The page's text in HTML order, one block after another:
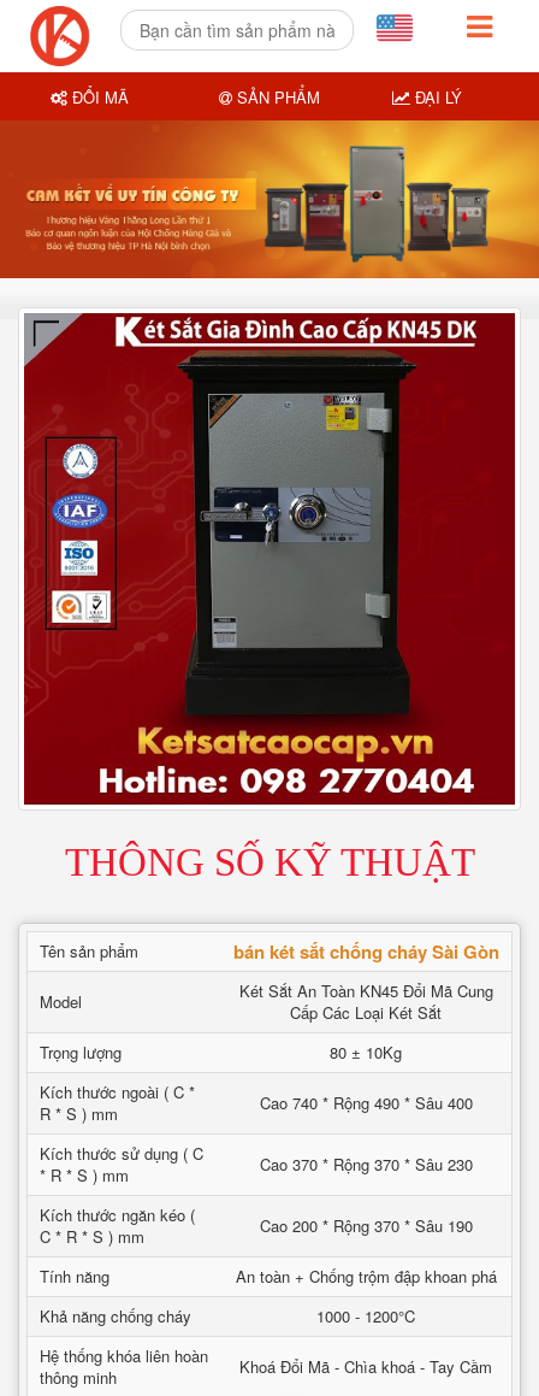
THÔNG SỐ KỸ THUẬT
Tên sản phẩm bán két sắt chống cháy Sài Gòn
Model
Két Sắt An Toàn KN45 Đổi Mã Cung
Cấp Các Loại Két Sắt
Trọng lượng
80 ± 10Kg
Kích thước ngoài ( C *
R * S ) mm
Cao 740 * Rộng 490 * Sâu 400
Kích thước sử dụng ( C
* R * S ) mm
Cao 370 * Rộng 370 * Sâu 230
Kích thước ngăn kéo (
C * R * S ) mm
Cao 200 * Rộng 370 * Sâu 190
Tính năng
An toàn + Chống trộm đập khoan phá
Khả năng chống cháy
1000 - 1200°C
Hệ thống khóa liên hoàn
thông minh
Khoá Đổi Mã - Chìa khoá - Tay Cầm
ĐỔI MÃ SẢN PHẨM ĐẠI LÝ